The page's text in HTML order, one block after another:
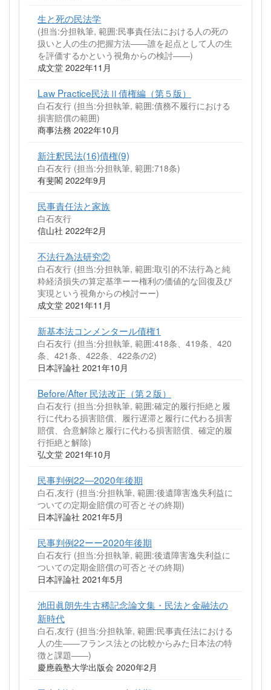
生と死の民法学
(担当:分担執筆, 範囲:民事責任法における人の死の
扱いと人の生の把握方法――誰を起点として人の生
を評価するかという視角からの検討――)
成文堂 2022年11月
Law Practice民法Ⅱ債権編（第５版）
白石友行 (担当:分担執筆, 範囲:債務不履行における
損害賠償の範囲)
商事法務 2022年10月
新注釈民法(16)債権(9)
白石友行 (担当:分担執筆, 範囲:718条)
有斐閣 2022年9月
民事責任法と家族
白石友行
信山社 2022年2月
不法行為法研究②
白石友行 (担当:分担執筆, 範囲:取引的不法行為と純
粋経済損失の算定基準ーー権利の価値的な回復及び
実現という視角からの検討ーー)
成文堂 2021年11月
新基本法コンメンタール債権1
白石友行 (担当:分担執筆, 範囲:418条、419条、420
条、421条、422条、422条の2)
日本評論社 2021年10月
Before/After 民法改正（第２版）
白石友行 (担当:分担執筆, 範囲:確定的履行拒絶と履
行に代わる損害賠償、履行遅滞と履行に代わる損害
賠償、合意解除と履行に代わる損害賠償、確定的履
行拒絶と解除)
弘文堂 2021年10月
民事判例22―2020年後期
白石,友行 (担当:分担執筆, 範囲:後遺障害逸失利益に
ついての定期金賠償の可否とその終期)
日本評論社 2021年5月
民事判例22ーー2020年後期
白石友行 (担当:分担執筆, 範囲:後遺障害逸失利益に
ついての定期金賠償の可否とその終期)
日本評論社 2021年5月
池田眞朗先生古稀記念論文集・民法と金融法の
新時代
白石,友行 (担当:分担執筆, 範囲:民事責任法における
人の生――フランス法との比較からみた日本法の特
徴と課題――)
慶應義塾大学出版会 2020年2月